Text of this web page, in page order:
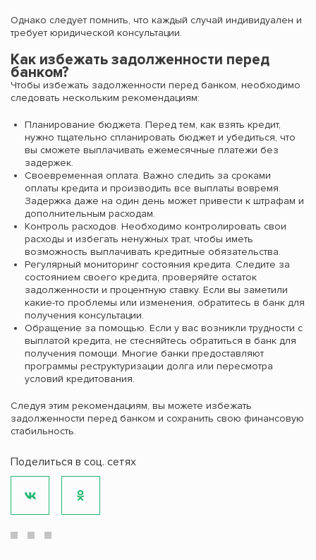
Однако следует помнить, что каждый случай индивидуален и
требует юридической консультации.
Как избежать задолженности перед
банком?
Чтобы избежать задолженности перед банком, необходимо
следовать нескольким рекомендациям:
Планирование бюджета. Перед тем, как взять кредит,
нужно тщательно спланировать бюджет и убедиться, что
вы сможете выплачивать ежемесячные платежи без
задержек.
Своевременная оплата. Важно следить за сроками
оплаты кредита и производить все выплаты вовремя.
Задержка даже на один день может привести к штрафам и
дополнительным расходам.
Контроль расходов. Необходимо контролировать свои
расходы и избегать ненужных трат, чтобы иметь
возможность выплачивать кредитные обязательства.
Регулярный мониторинг состояния кредита. Следите за
состоянием своего кредита, проверяйте остаток
задолженности и процентную ставку. Если вы заметили
какие-то проблемы или изменения, обратитесь в банк для
получения консультации.
Обращение за помощью. Если у вас возникли трудности с
выплатой кредита, не стесняйтесь обратиться в банк для
получения помощи. Многие банки предоставляют
программы реструктуризации долга или пересмотра
условий кредитования.
Следуя этим рекомендациям, вы можете избежать
задолженности перед банком и сохранить свою финансовую
стабильность.
Поделиться в соц. сетях